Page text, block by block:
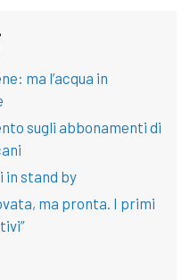
ma l’acqua in
sugli abbonamenti di
in stand by
ma pronta. I primi